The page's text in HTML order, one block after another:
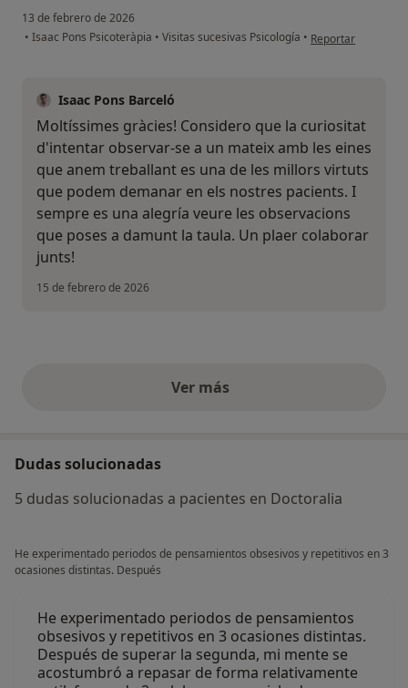
13 de febrero de 2026
• Isaac Pons Psicoteràpia • Visitas sucesivas Psicología • en opinión del
Reportar
Isaac Pons Barceló
Moltíssimes gràcies! Considero que la curiositat
d'intentar observar-se a un mateix amb les eines
que anem treballant es una de les millors virtuts
que podem demanar en els nostres pacients. I
sempre es una alegría veure les observacions
que poses a damunt la taula. Un plaer colaborar
junts!
15 de febrero de 2026
Ver másopiniones anteriores
Dudas solucionadas
5 dudas solucionadas a pacientes en Doctoralia
He experimentado periodos de pensamientos obsesivos y repetitivos en 3
ocasiones distintas. Después
He experimentado periodos de pensamientos
obsesivos y repetitivos en 3 ocasiones distintas.
Después de superar la segunda, mi mente se
acostumbró a repasar de forma relativamente